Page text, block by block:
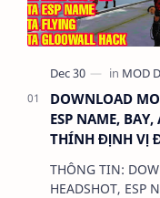
DOWNLOAD
ESP NAME,
THÍNH ĐỊNH VỊ
CHO FREE FIRE
MỚI NHẤT -
THÔNG TIN: DOWNLOAD MOD DATA
HEADSHOT, ESP